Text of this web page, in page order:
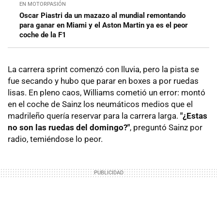
EN MOTORPASIÓN
Oscar Piastri da un mazazo al mundial remontando
para ganar en Miami y el Aston Martin ya es el peor
coche de la F1
La carrera sprint comenzó con lluvia, pero la pista se
fue secando y hubo que parar en boxes a por ruedas
lisas. En pleno caos, Williams cometió un error: montó
en el coche de Sainz los neumáticos medios que el
madrileño quería reservar para la carrera larga. "¿Estas
no son las ruedas del domingo?", preguntó Sainz por
radio, temiéndose lo peor.